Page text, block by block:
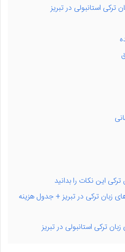
استانبولی در تبریز
این نکات را بدانید
زبان ترکی در تبریز + جدول هزینه
ترکی استانبولی در تبریز